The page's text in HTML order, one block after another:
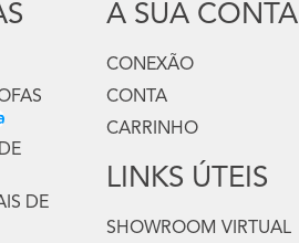
DE
A SUA CONTA
CONEXÃO
CONTA
CARRINHO
LINKS ÚTEIS
SHOWROOM VIRTUAL